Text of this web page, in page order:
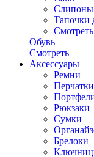
Слипоны
Тапочки
Обувь
Смотреть
Аксесcуары
Ремни
Перчатки
Рюкзаки
Сумки
Брелоки